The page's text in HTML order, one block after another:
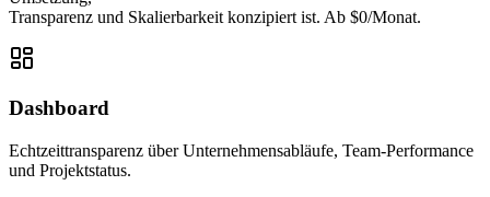
Transparenz und Skalierbarkeit konzipiert ist. Ab $0/Monat.
Dashboard
Echtzeittransparenz über Unternehmensabläufe, Team-Performance
und Projektstatus.